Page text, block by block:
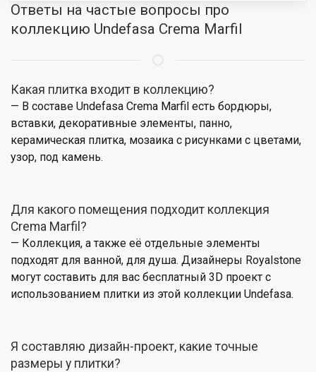
Ответы на частые вопросы про
коллекцию Undefasa Crema Marfil
Какая плитка входит в коллекцию?
— В составе Undefasa Crema Marfil есть бордюры,
вставки, декоративные элементы, панно,
керамическая плитка, мозаика с рисунками с цветами,
узор, под камень.
Для какого помещения подходит коллекция
Crema Marfil?
— Коллекция, а также её отдельные элементы
подходят для ванной, для душа. Дизайнеры Royalstone
могут составить для вас бесплатный 3D проект с
использованием плитки из этой коллекции Undefasa.
Я составляю дизайн-проект, какие точные
размеры у плитки?